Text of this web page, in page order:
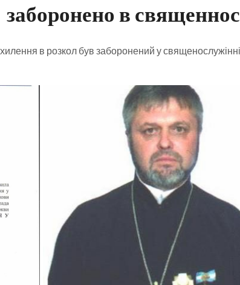
заборонено в
в розкол був заборонений у